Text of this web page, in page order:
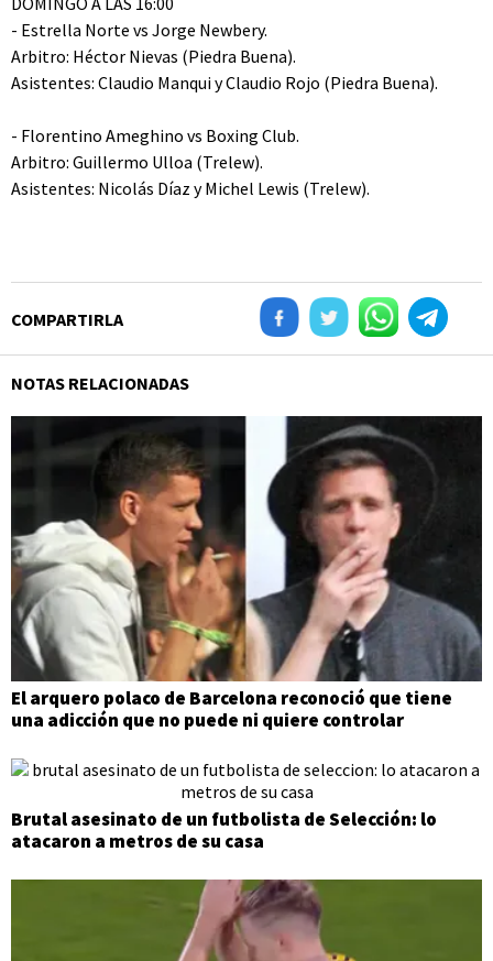
- Estrella Norte vs Jorge Newbery.
Arbitro: Héctor Nievas (Piedra Buena).
Asistentes: Claudio Manqui y Claudio Rojo (Piedra Buena).
- Florentino Ameghino vs Boxing Club.
Arbitro: Guillermo Ulloa (Trelew).
Asistentes: Nicolás Díaz y Michel Lewis (Trelew).
COMPARTIRLA
NOTAS RELACIONADAS
El arquero polaco de Barcelona reconoció que tiene
una adicción que no puede ni quiere controlar
Brutal asesinato de un futbolista de Selección: lo
atacaron a metros de su casa